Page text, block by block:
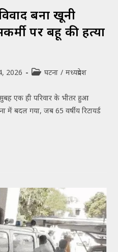
बना खूनी
पर बहू की हत्या
2026 घटना / मध्यप्रदेश
सुबह एक ही परिवार के भीतर हुआ
में बदल गया, जब 65 वर्षीय रिटायर्ड